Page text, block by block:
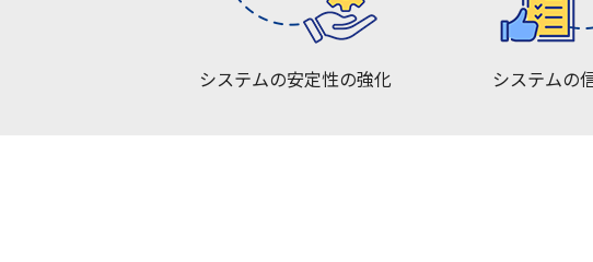
システムの安定性の強化 システムの